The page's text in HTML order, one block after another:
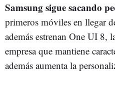
Samsung sigue sacando
primeros móviles en llegar
además estrenan One UI 8,
empresa que mantiene
además aumenta la